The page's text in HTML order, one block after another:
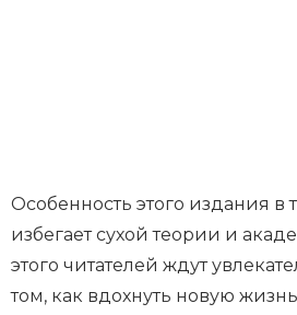
Особенность этого издания в
избегает сухой теории и
этого читателей ждут
том, как вдохнуть новую